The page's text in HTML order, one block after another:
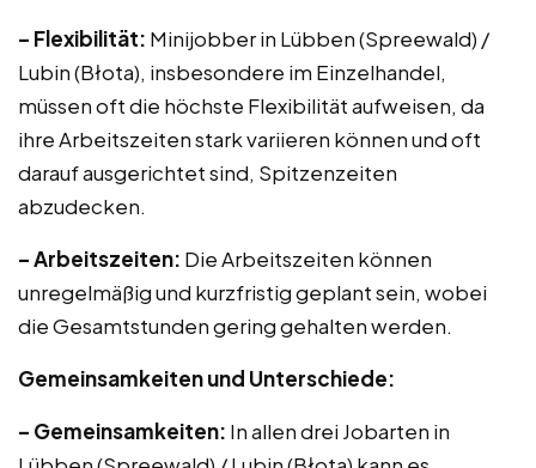
– Flexibilität: Minijobber in Lübben (Spreewald) /
Lubin (Błota), insbesondere im Einzelhandel,
müssen oft die höchste Flexibilität aufweisen, da
ihre Arbeitszeiten stark variieren können und oft
darauf ausgerichtet sind, Spitzenzeiten
abzudecken.
– Arbeitszeiten: Die Arbeitszeiten können
unregelmäßig und kurzfristig geplant sein, wobei
die Gesamtstunden gering gehalten werden.
Gemeinsamkeiten und Unterschiede:
– Gemeinsamkeiten: In allen drei Jobarten in